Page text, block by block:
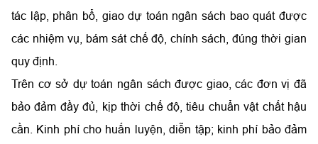
tác lập, phân bổ, giao dự toán ngân sách bao quát được
các nhiệm vụ, bám sát chế độ, chính sách, đúng thời gian
quy định.
Trên cơ sở dự toán ngân sách được giao, các đơn vị đã
bảo đảm đầy đủ, kịp thời chế độ, tiêu chuẩn vật chất hậu
cần. Kinh phí cho huấn luyện, diễn tập; kinh phí bảo đảm